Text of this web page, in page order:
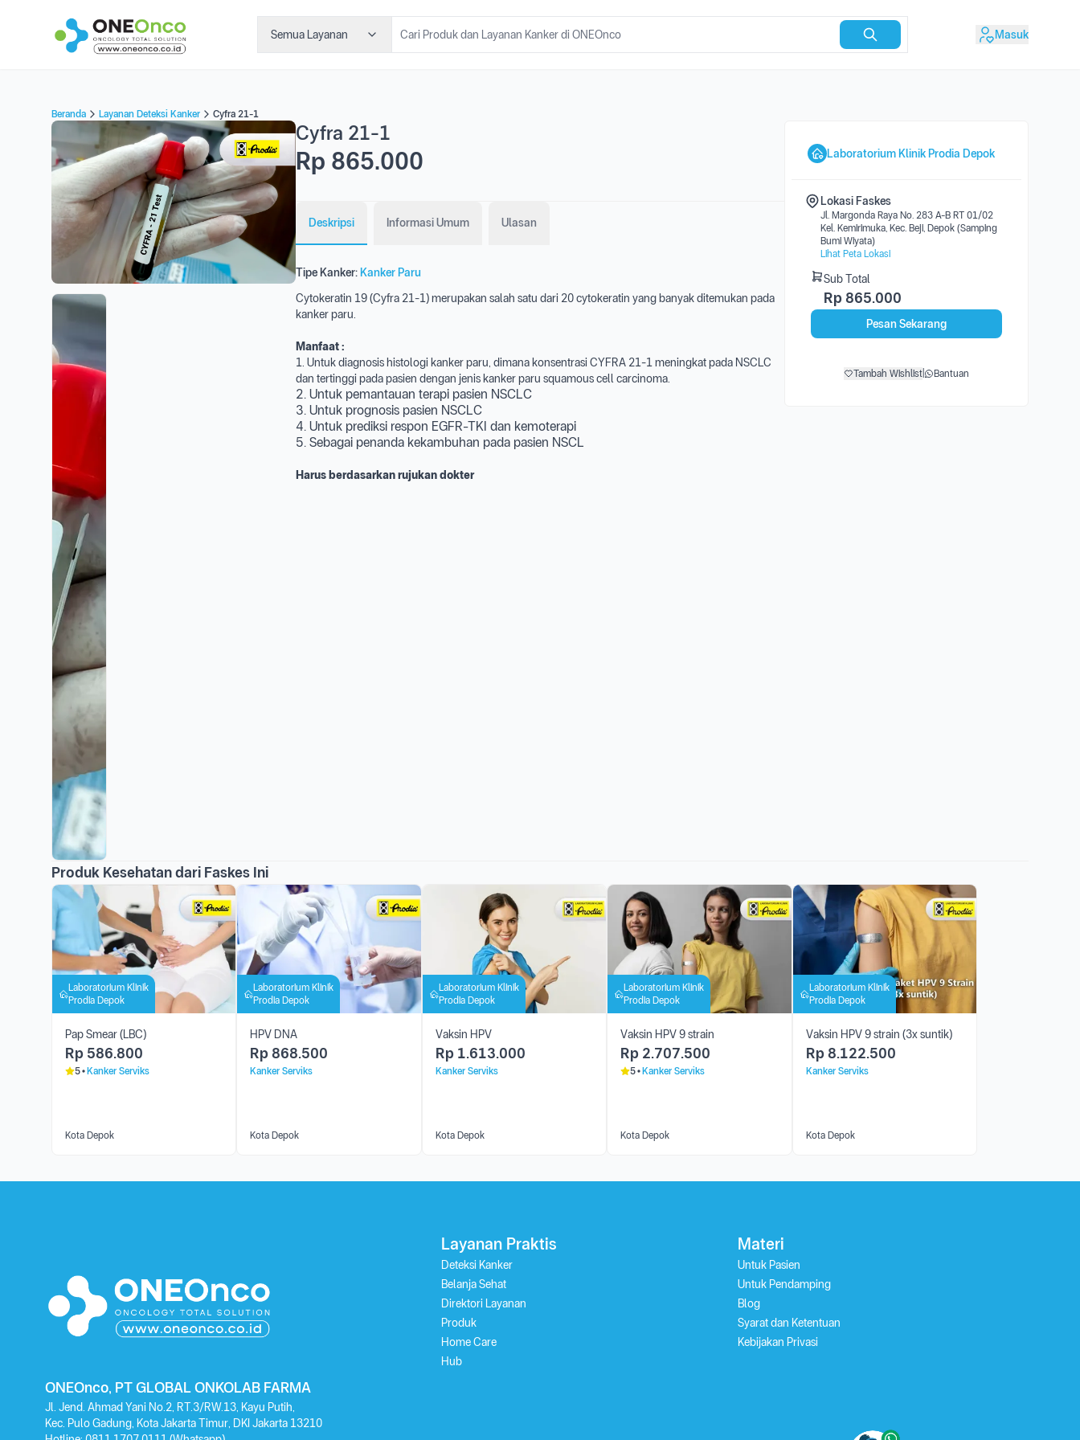
Semua Layanan Masuk
Beranda Layanan Deteksi Kanker Cyfra 21-1
Cyfra 21-1
Rp 865.000
Deskripsi Informasi Umum Ulasan
Tipe Kanker: Kanker Paru
Cytokeratin 19 (Cyfra 21-1) merupakan salah satu dari 20 cytokeratin yang banyak ditemukan pada
kanker paru.
Manfaat :
1. Untuk diagnosis histologi kanker paru, dimana konsentrasi CYFRA 21-1 meningkat pada NSCLC
dan tertinggi pada pasien dengan jenis kanker paru squamous cell carcinoma.
2. Untuk pemantauan terapi pasien NSCLC
3. Untuk prognosis pasien NSCLC
4. Untuk prediksi respon EGFR-TKI dan kemoterapi
5. Sebagai penanda kekambuhan pada pasien NSCL
Harus berdasarkan rujukan dokter
Laboratorium Klinik Prodia Depok
Lokasi Faskes
Jl. Margonda Raya No. 283 A-B RT 01/02
Kel. Kemirimuka, Kec. Beji, Depok (Samping
Bumi Wiyata)
Lihat Peta Lokasi
Sub Total
Rp 865.000
Pesan Sekarang
Tambah Wishlist Bantuan
Produk Kesehatan dari Faskes Ini
Laboratorium Klinik
Prodia Depok
Pap Smear (LBC)
Rp 586.800
5 Kanker Serviks
Kota Depok
Laboratorium Klinik
Prodia Depok
HPV DNA
Rp 868.500
Kanker Serviks
Kota Depok
Laboratorium Klinik
Prodia Depok
Vaksin HPV
Rp 1.613.000
Kanker Serviks
Kota Depok
Laboratorium Klinik
Prodia Depok
Vaksin HPV 9 strain
Rp 2.707.500
5 Kanker Serviks
Kota Depok
Laboratorium Klinik
Prodia Depok
Vaksin HPV 9 strain (3x suntik)
Rp 8.122.500
Kanker Serviks
Kota Depok
ONEOnco, PT GLOBAL ONKOLAB FARMA
Jl. Jend. Ahmad Yani No.2, RT.3/RW.13, Kayu Putih,
Kec. Pulo Gadung, Kota Jakarta Timur, DKI Jakarta 13210
Layanan Praktis
Deteksi Kanker
Belanja Sehat
Direktori Layanan
Produk
Home Care
Hub
Materi
Untuk Pasien
Untuk Pendamping
Blog
Syarat dan Ketentuan
Kebijakan Privasi